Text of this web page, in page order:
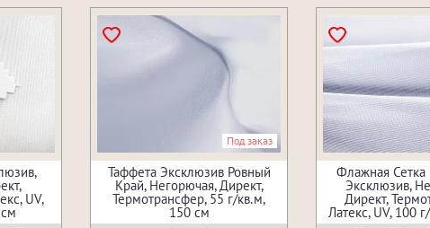
UV,
Под заказ
Таффета Эксклюзив Ровный
Край, Негорючая, Директ,
Термотрансфер, 55 г/кв.м,
150 см
Флажная Сетка
Эксклюзив,
Директ,
Латекс, UV, 100